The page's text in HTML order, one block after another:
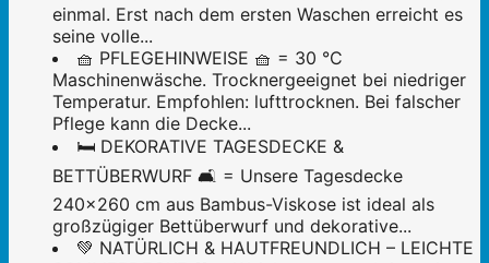
einmal. Erst nach dem ersten Waschen erreicht es
seine volle...
🧺 PFLEGEHINWEISE 🧺 = 30 °C
Maschinenwäsche. Trocknergeeignet bei niedriger
Temperatur. Empfohlen: lufttrocknen. Bei falscher
Pflege kann die Decke...
🛏️ DEKORATIVE TAGESDECKE &
BETTÜBERWURF 🛋️ = Unsere Tagesdecke
240x260 cm aus Bambus-Viskose ist ideal als
großzügiger Bettüberwurf und dekorative...
💚 NATÜRLICH & HAUTFREUNDLICH – LEICHTE